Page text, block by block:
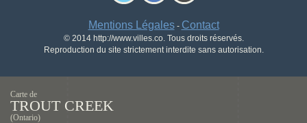
Mentions Légales- Contact
© 2014 http://www.villes.co. Tous droits réservés.
Reproduction du site strictement interdite sans autorisation.
Carte de
TROUT CREEK
(Ontario)